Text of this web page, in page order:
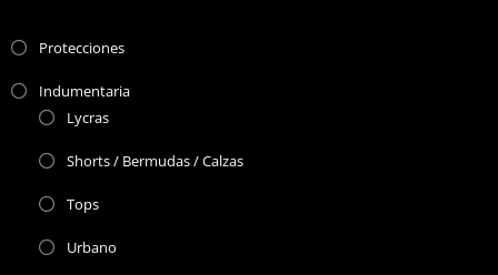
Protecciones
Indumentaria
Lycras
Shorts / Bermudas / Calzas
Tops
Urbano